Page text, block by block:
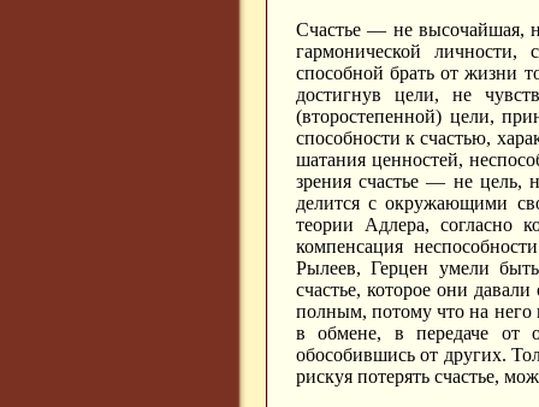
Счастье — не высочайшая,
гармонической личности,
способной брать от жизни
достигнув цели, не
(второстепенной) цели,
способности к счастью,
шатания ценностей,
зрения счастье — не цель,
делится с окружающими
теории Адлера, согласно
компенсация
Рылеев, Герцен умели
счастье, которое они
полным, потому что на него
в обмене, в передаче от
обособившись от других.
рискуя потерять счастье,